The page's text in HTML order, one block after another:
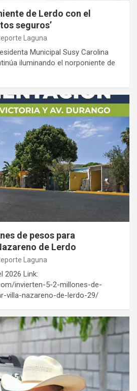
de Lerdo con el
seguros’
Laguna
Municipal Susy Carolina
iluminando el norponiente de
de pesos para
de Lerdo
Laguna
2026 Link:
invierten-5-2-millones-de-
villa-nazareno-de-lerdo-29/